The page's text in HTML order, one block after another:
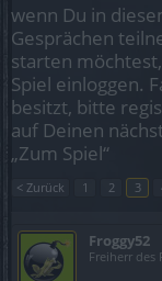
wenn Du in
Gesprächen
starten
Spiel einloggen.
besitzt, bitte
auf Deinen
„Zum Spiel“
< Zurück 1 2 3
Froggy52
Freiherr des